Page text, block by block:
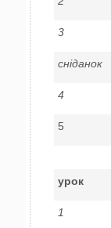
3
сніданок
4
5
урок
1